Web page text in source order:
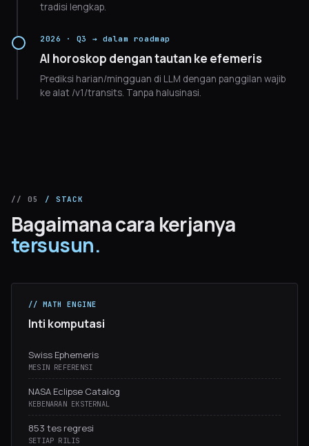
tradisi lengkap.
2026 · Q3 → dalam roadmap
AI horoskop dengan tautan ke efemeris
Prediksi harian/mingguan di LLM dengan panggilan wajib
ke alat /v1/transits. Tanpa halusinasi.
// 05 / STACK
Bagaimana cara kerjanya
tersusun.
// MATH ENGINE
Inti komputasi
Swiss Ephemeris
MESIN REFERENSI
NASA Eclipse Catalog
KEBENARAN EKSTERNAL
853 tes regresi
SETIAP RILIS